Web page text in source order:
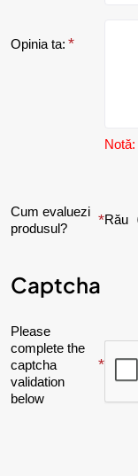
Opinia ta:
Notă:
C
u
m
e
v
a
l
Cum evaluezi
produsul?
Rău
Captcha
Please
complete the
captcha
validation
below